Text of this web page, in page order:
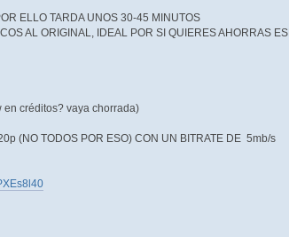
ELLO TARDA UNOS 30-45 MINUTOS
AL ORIGINAL, IDEAL POR SI QUIERES AHORRAS
créditos? vaya chorrada)
(NO TODOS POR ESO) CON UN BITRATE DE 5mb/s